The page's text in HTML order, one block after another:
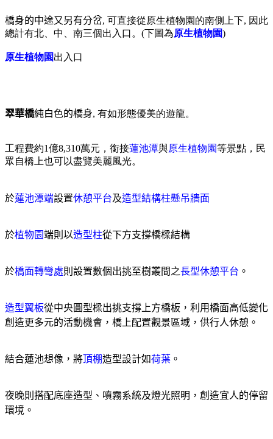
橋身的中途又另有分岔, 可直接從原生植物園的南側上下, 因此
總計有北、中、南三個出入口。(下圖為原生植物園)
原生植物園出入口
翠華橋純白色的橋身, 有如形態優美的遊龍。
工程費約1億8,310萬元，銜接蓮池潭與原生植物園等景點，民
眾自橋上也可以盡覽美麗風光。
於蓮池潭端設置休憩平台及造型結構柱懸吊牆面
於植物園端則以造型柱從下方支撐橋樑結構
於橋面轉彎處則設置數個出挑至樹叢間之長型休憩平台 。
造型翼板從中央圓型樑出挑支撐上方橋板，利用橋面高低變化
創造更多元的活動機會，橋上配置觀景區域，供行人休憩。
結合蓮池想像，將頂棚造型設計如荷葉 。
夜晚則搭配底座造型、噴霧系統及燈光照明，創造宜人的停留
環境。